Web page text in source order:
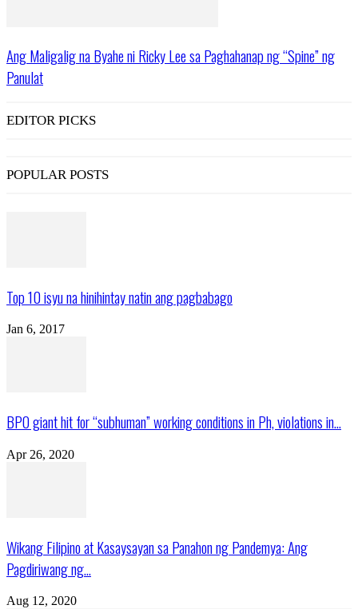
Ang Maligalig na Byahe ni Ricky Lee sa Paghahanap ng “Spine” ng
Panulat
EDITOR PICKS
POPULAR POSTS
Top 10 isyu na hinihintay natin ang pagbabago
Jan 6, 2017
BPO giant hit for “subhuman” working conditions in Ph, violations in...
Apr 26, 2020
Wikang Filipino at Kasaysayan sa Panahon ng Pandemya: Ang
Pagdiriwang ng...
Aug 12, 2020